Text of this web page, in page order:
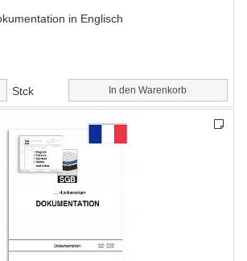
in Englisch
Stck
In den Warenkorb